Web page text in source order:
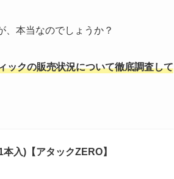
、本当なのでしょうか？
ックの販売状況について徹底調査して
入)【アタックZERO】